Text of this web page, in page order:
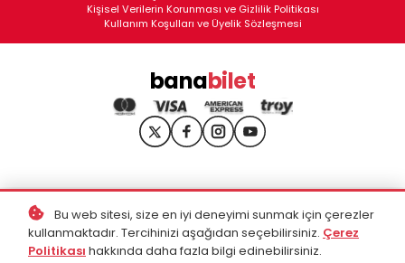
Kişisel Verilerin Korunması ve Gizlilik Politikası
Kullanım Koşulları ve Üyelik Sözleşmesi
banabilet
Bu web sitesi, size en iyi deneyimi sunmak için çerezler
kullanmaktadır. Tercihinizi aşağıdan seçebilirsiniz. Çerez
Politikası hakkında daha fazla bilgi edinebilirsiniz.